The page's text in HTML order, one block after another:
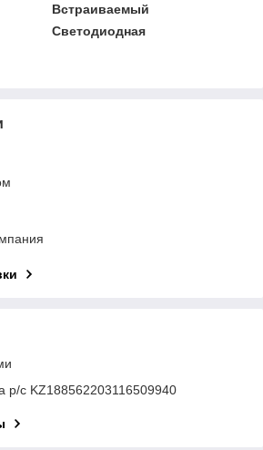
Встраиваемый
Светодиодная
р/с KZ188562203116509940